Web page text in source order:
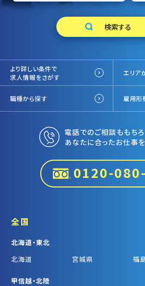
より詳しい条件で
求人情報をさがす
エリア
職種から探す 雇用形
電話でのご相談ももちろ
あなたに合ったお仕事を
0120-
全国
北海道・東北
北海道
宮城県 福
甲信越・北陸